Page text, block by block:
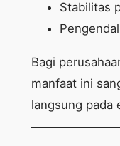
Stabilitas
Bagi
manfaat ini
langsung pada